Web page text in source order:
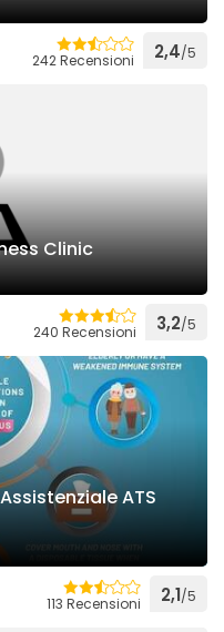
242 Recensioni 2,4/5
Clinic
240 Recensioni 3,2/5
ATS
113 Recensioni 2,1/5